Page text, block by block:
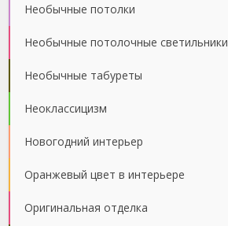
Необычные потолки
Необычные потолочные светильники
Необычные табуреты
Неоклассицизм
Новогодний интерьер
Оранжевый цвет в интерьере
Оригинальная отделка